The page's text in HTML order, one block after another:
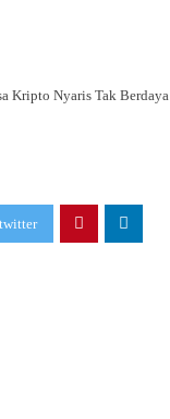
Kripto Nyaris Tak Berdaya